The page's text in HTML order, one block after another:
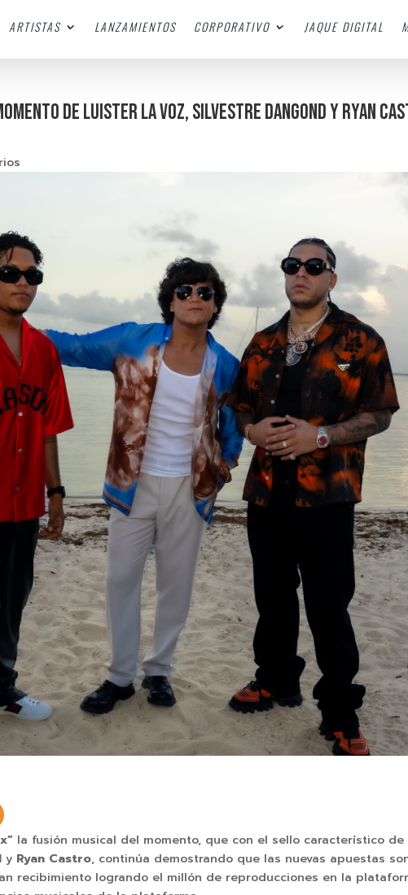
ARTISTAS LANZAMIENTOS CORPORATIVO JAQUE DIGITAL
de Luister La Voz, Silvestre Dangond y Ryan
la fusión musical del momento, que con el sello característico
y Ryan Castro, continúa demostrando que las nuevas apuestas
recibimiento logrando el millón de reproducciones en la